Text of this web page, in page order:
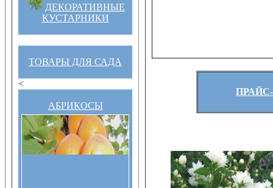
ДЕКОРАТИВНЫЕ
КУСТАРНИКИ
ТОВАРЫ ДЛЯ САДА
<
АБРИКОСЫ